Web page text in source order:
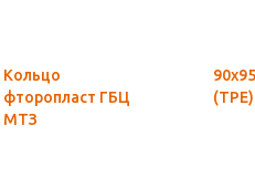
Кольцо
фторопласт ГБЦ
МТЗ